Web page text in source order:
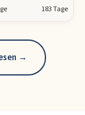
183 Tage
→